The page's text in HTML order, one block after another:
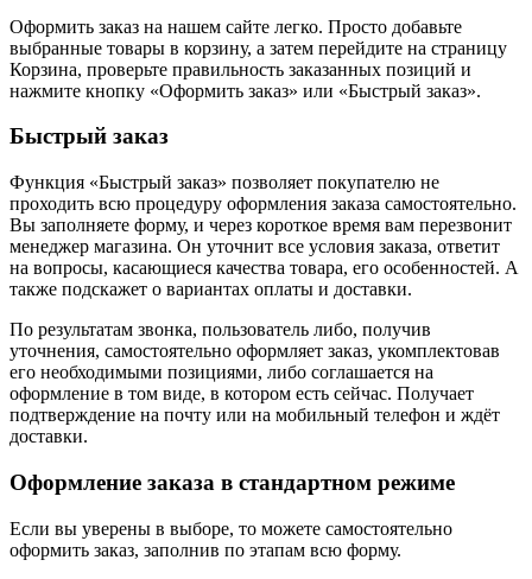
Оформить заказ на нашем сайте легко. Просто добавьте
выбранные товары в корзину, а затем перейдите на страницу
Корзина, проверьте правильность заказанных позиций и
нажмите кнопку «Оформить заказ» или «Быстрый заказ».
Быстрый заказ
Функция «Быстрый заказ» позволяет покупателю не
проходить всю процедуру оформления заказа самостоятельно.
Вы заполняете форму, и через короткое время вам перезвонит
менеджер магазина. Он уточнит все условия заказа, ответит
на вопросы, касающиеся качества товара, его особенностей. А
также подскажет о вариантах оплаты и доставки.
По результатам звонка, пользователь либо, получив
уточнения, самостоятельно оформляет заказ, укомплектовав
его необходимыми позициями, либо соглашается на
оформление в том виде, в котором есть сейчас. Получает
подтверждение на почту или на мобильный телефон и ждёт
доставки.
Оформление заказа в стандартном режиме
Если вы уверены в выборе, то можете самостоятельно
оформить заказ, заполнив по этапам всю форму.